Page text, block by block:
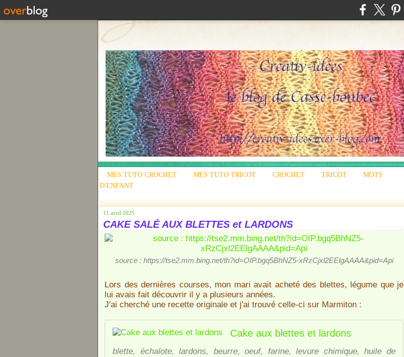
MES TUTO CROCHET MES TUTO TRICOT CROCHET TRICOT
MOTS
D'ENFANT
11 avril 2025
CAKE SALÉ AUX BLETTES et LARDONS
source : https://tse2.mm.bing.net/th?id=OIP.bgq5BhNZ5-xRzCjxl2EElgAAAA&pid=Api
Lors des dernières courses, mon mari avait acheté des blettes, légume que je
lui avais fait découvrir il y a plusieurs années.
J'ai cherché une recette originale et j'ai trouvé celle-ci sur Marmiton :
Cake aux blettes et lardons
blette, échalote, lardons, beurre, oeuf, farine, levure chimique, huile de